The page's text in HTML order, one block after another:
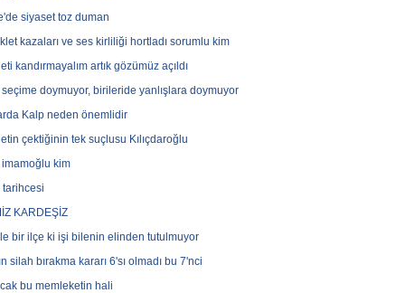
siyaset toz duman
kazaları ve ses kirliliği hortladı sorumlu kim
kandırmayalım artık gözümüz açıldı
doymuyor, birileride yanlışlara doymuyor
Kalp neden önemlidir
çektiğinin tek suçlusu Kılıçdaroğlu
kim
tarihcesi
KARDEŞİZ
bir ilçe ki işi bilenin elinden tutulmuyor
silah bırakma kararı 6'sı olmadı bu 7'nci
bu memleketin hali